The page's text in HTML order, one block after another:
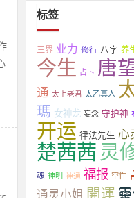
标签
三界 业力 修行 八字 养
今生 占卜 唐
通 太上老君 太乙真人
瑪 女神龙 妄念 守护神
开运 律法先生 心
楚茜茜 灵
魂 神明 神通 福报 空性
通灵小姐 開運